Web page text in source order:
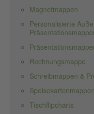
Magnetmappen
Personalisierte
Rechnungsmappe
Schreibmappen &
Tischflipcharts